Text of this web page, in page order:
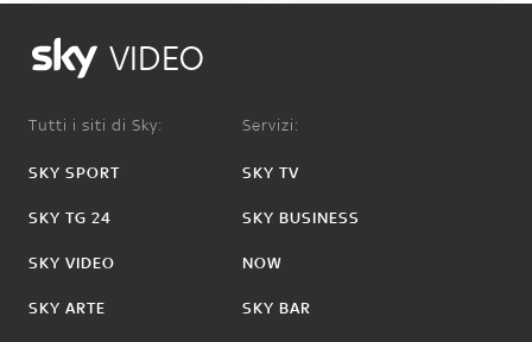
VIDEO
Tutti i siti di Sky:
SKY SPORT
SKY TG 24
SKY VIDEO
SKY ARTE
Servizi:
SKY TV
SKY BUSINESS
NOW
SKY BAR